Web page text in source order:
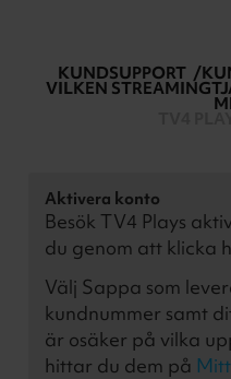
Mobilabonnemang
KUNDSUPPORT
VILKEN
Aktivera konto
Besök TV4 Plays
du genom att klicka
Välj Sappa som
kundnummer samt
är osäker på vilka
hittar du dem på